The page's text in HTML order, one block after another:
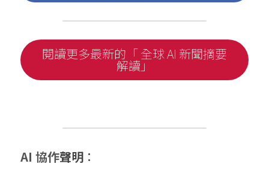
閱讀更多最新的「 全球 AI 新聞摘要
解讀」
AI 協作聲明 ：